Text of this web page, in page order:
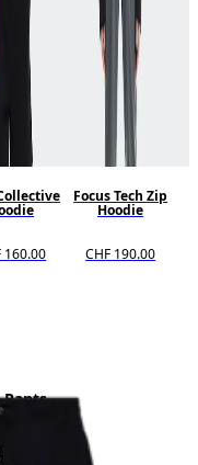
160.00
Focus Tech Zip
Hoodie
CHF 190.00
Pants
Tag